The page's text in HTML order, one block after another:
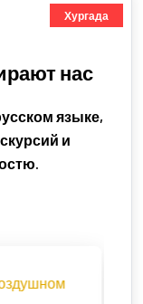
Хургада
нас
языке,
и